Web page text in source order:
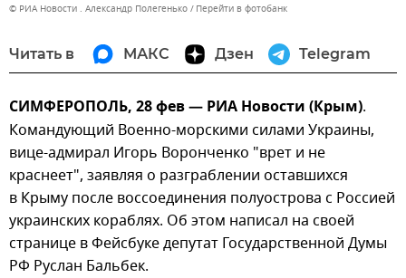
© РИА Новости . Александр Полегенько Перейти в фотобанк
Читать в МАКС Дзен Telegram
СИМФЕРОПОЛЬ, 28 фев — РИА Новости (Крым).
Командующий Военно-морскими силами Украины,
вице-адмирал Игорь Воронченко "врет и не
краснеет", заявляя о разграблении оставшихся
в Крыму после воссоединения полуострова с Россией
украинских кораблях. Об этом написал на своей
странице в Фейсбуке депутат Государственной Думы
РФ Руслан Бальбек.